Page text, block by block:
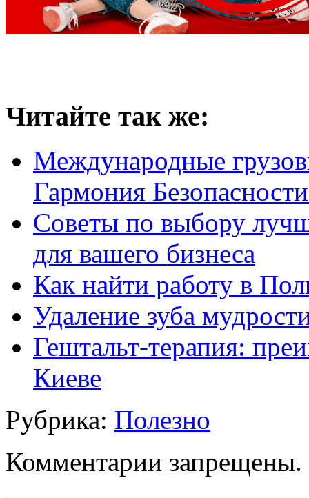
Читайте так же:
Международные
Гармония
Советы по выбору
для вашего бизнеса
Как найти работу в
Удаление зуба
Гештальт-терапия:
Киеве
Рубрика: Полезно
Комментарии запрещены.